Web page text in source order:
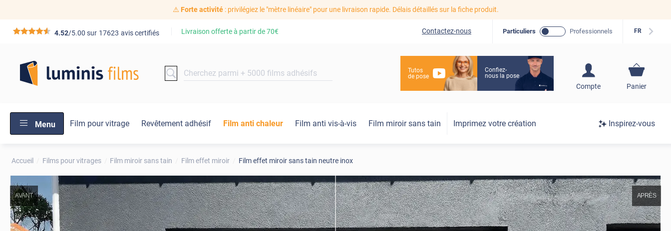
⚠️ Forte activité: privilégiez le "mètre linéaire" pour une livraison rapide. Délais détaillés sur la fiche produit.
*****4.52/5.00 sur 17623 avis certifiés Livraison offerte à partir de70€ Contactez-nous Particuliers Professionnels FR
Tutos
de pose
Confiez-
nous la pose
Compte
S'inscrire / Se
Panier
Menu Film pour vitrage Revêtement adhésif Film anti chaleur Film anti vis-à-vis Film miroir sans tain Imprimez votre création Inspirez-vous
Accueil Films pour vitrages Film miroir sans tain Film effet miroir Film effet miroir sans tain neutre inox
AVANT APRÈS